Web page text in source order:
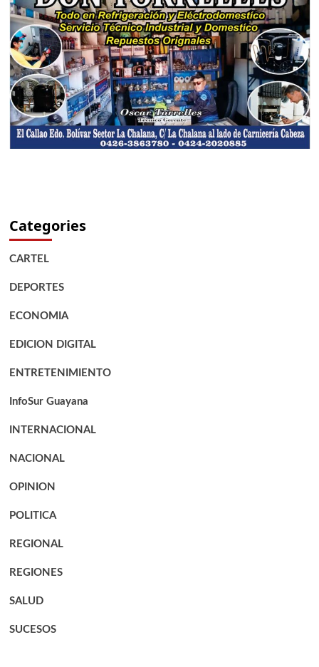
Categories
CARTEL
DEPORTES
ECONOMIA
EDICION DIGITAL
ENTRETENIMIENTO
InfoSur Guayana
INTERNACIONAL
NACIONAL
OPINION
POLITICA
REGIONAL
REGIONES
SALUD
SUCESOS